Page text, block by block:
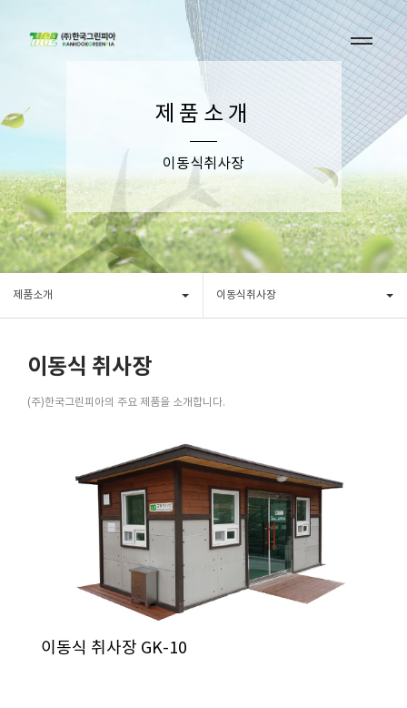
제품소개
이동식취사장
제품소개 이동식취사장
이동식 취사장
(주)한국그린피아의 주요 제품을 소개합니다.
이동식 취사장 GK-10